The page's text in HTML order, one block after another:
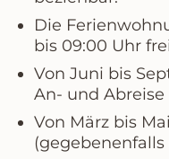
Die
bis 09:00 Uhr
Von Juni bis
An- und
Von März bis Mai
(gegebenenfalls